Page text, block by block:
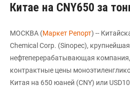
Китае на CNY650 за
МОСКВА (Маркет Репорт) --
Chemical Corp. (Sinopec),
нефтеперерабатывающая
контрактные цены
Китая на 650 юаней (CNY) или